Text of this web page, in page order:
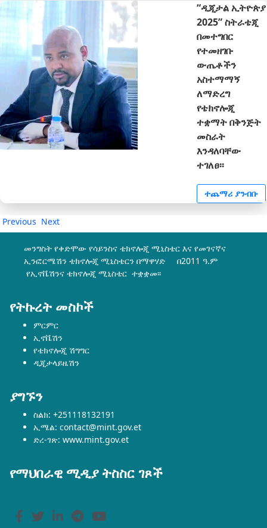
“ዲጂታል ኢትዮጵያ
2025” ስትራቴጂ
በመተግበር
የተመዘገቡ
ውጤቶችን
አስተማማኝ
ለማድረግ
የቴክኖሎጂ
ተቋማት በቅንጅት
መስራት
እንዳለባቸው
ተገለፀ፡፡
ተጨማሪ ያንብቡ
Previous Next
መንግስት የቀድሞው የሳይንስና ቴክኖሎጂ ሚኒስቴር እና የመገናኛና
ኢንፎርሜሽን ቴክኖሎጂ ሚኒስቴርን በማዋሃድ በ2011 ዓ.ም
የኢኖቬሽንና ቴክኖሎጂ ሚኒስቴር ተቋቋመ፡፡
የትኩረት መስኮች
ምርምር
ኢኖቬሽን
የቴክኖሎጂ ሽግግር
ዲጂታላይዜሽን
ያግኙን
ስልክ: +251118132191
ኢሜል: contact@mint.gov.et
ድረ-ገጽ: www.mint.gov.et
የማህበራዊ ሚዲያ ትስስር ገጾች